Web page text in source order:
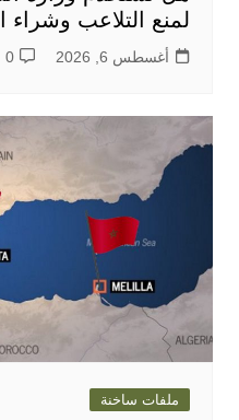
لمنع التلاعب وشراء
أغسطس 6, 2026 0
ملفات ساخنة